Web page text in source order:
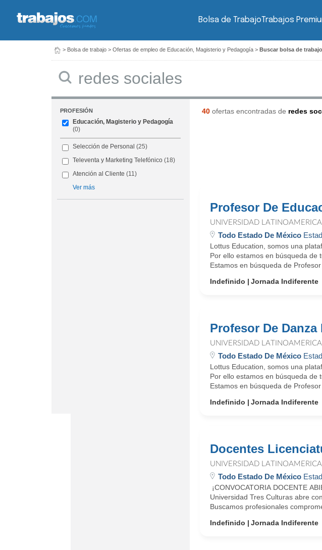
Bolsa de TrabajoTrabajos
> Bolsa de trabajo > Ofertas de empleo de Educación, Magisterio y Pedagogía > Buscar bolsa de
PROFESIÓN
Educación, Magisterio y Pedagogía
(0)
Selección de Personal (25)
Televenta y Marketing Telefónico (18)
Atención al Cliente (11)
Ver más
40ofertas encontradas de redes
Profesor De
UNIVERSIDAD
Todo Estado De México
Lottus Education, somos una
Por ello estamos en búsqueda de
Estamos en búsqueda de Profesor
Indefinido
Jornada Indiferente
Profesor De
UNIVERSIDAD
Todo Estado De México
Lottus Education, somos una
Por ello estamos en búsqueda de
Estamos en búsqueda de Profesor
Indefinido
Jornada Indiferente
Docentes
UNIVERSIDAD
Todo Estado De México
¡CONVOCATORIA DOCENTE
Universidad Tres Culturas abre
Buscamos profesionales
Indefinido
Jornada Indiferente